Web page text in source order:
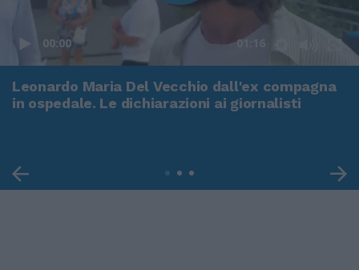
00:00 01:16
Leonardo Maria Del Vecchio dall'ex compagna
in ospedale. Le dichiarazioni ai giornalisti